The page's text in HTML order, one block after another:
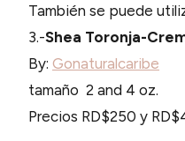
También se puede
3.-Shea Toronja-
By: Gonaturalcaribe
tamaño 2 and 4 oz.
Precios RD$250 y